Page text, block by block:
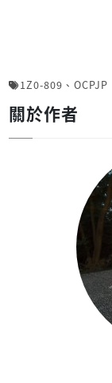
1Z0-809 、 OCPJP
關於作者